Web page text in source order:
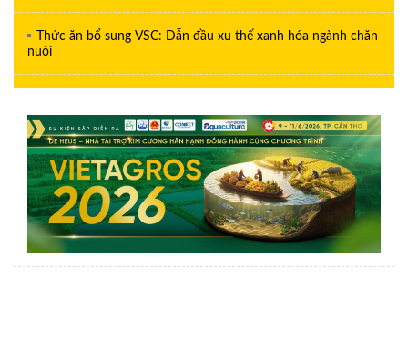
Thức ăn bổ sung VSC: Dẫn đầu xu thế xanh hóa ngành chăn
nuôi